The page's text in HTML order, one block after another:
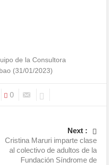
de la Consultora
(31/01/2023)
0
Next :
Cristina Maruri imparte clase
al colectivo de adultos de la
Fundación Síndrome de